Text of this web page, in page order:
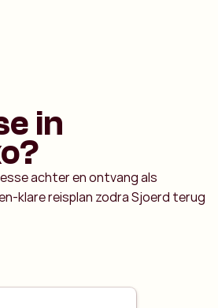
in
achter en ontvang als
klare reisplan zodra Sjoerd terug